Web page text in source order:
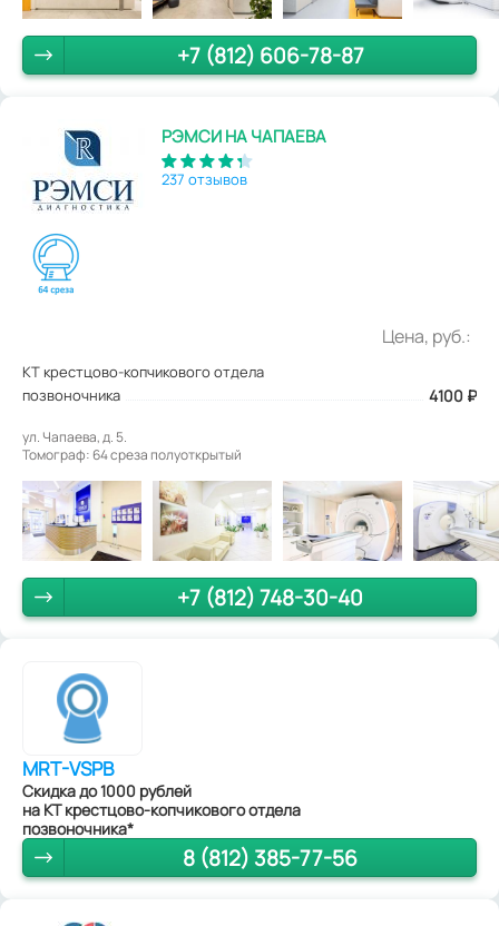
+7 (812) 606-78-87
РЭМСИ НА ЧАПАЕВА
237 отзывов
Цена, руб.:
КТ крестцово-копчикового отдела
позвоночника
4100 ₽
ул. Чапаева, д. 5.
Томограф: 64 среза полуоткрытый
+7 (812) 748-30-40
MRT-VSPB
Скидка до 1000 рублей
на КТ крестцово-копчикового отдела
позвоночника*
8 (812) 385-77-56